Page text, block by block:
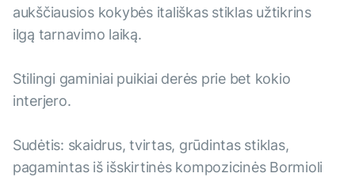
aukščiausios kokybės itališkas stiklas užtikrins
ilgą tarnavimo laiką.
Stilingi gaminiai puikiai derės prie bet kokio
interjero.
Sudėtis: skaidrus, tvirtas, grūdintas stiklas,
pagamintas iš išskirtinės kompozicinės Bormioli